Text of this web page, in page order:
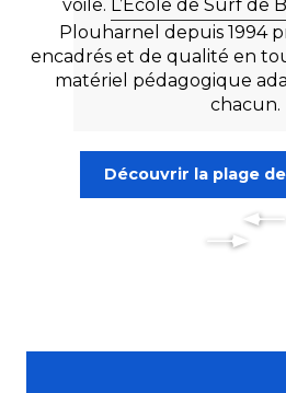
voile. L’École de Surf de
Plouharnel depuis 1994
encadrés et de qualité en
matériel pédagogique
chacun.
Découvrir la plage